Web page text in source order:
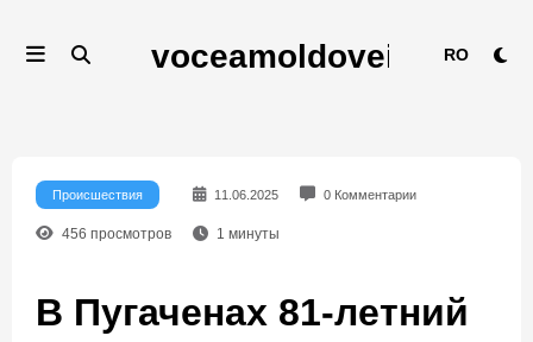
содержимому
RO
Происшествия 11.06.2025 0 Комментарии
456 просмотров 1 минуты
В Пугаченах 81-летний